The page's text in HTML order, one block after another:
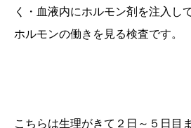
く・血液内にホルモン剤を注入し
ホルモンの働きを見る検査です。
こちらは生理がきて２日～５日目